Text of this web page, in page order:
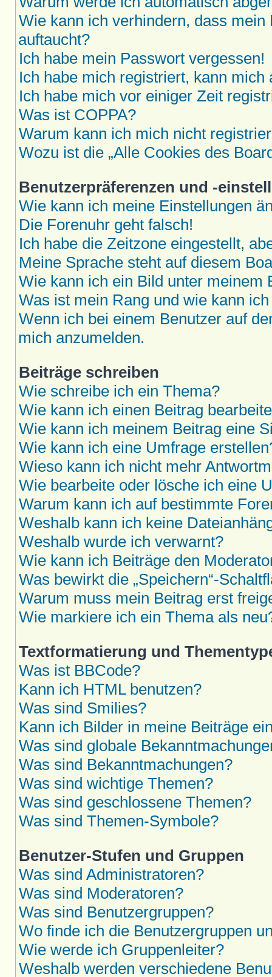
Wie kann ich verhindern, dass
auftaucht?
Ich habe mein Passwort vergessen!
Ich habe mich registriert, kann mich
Ich habe mich vor einiger Zeit
Was ist COPPA?
Warum kann ich mich nicht
Wozu ist die „Alle Cookies des
Benutzerpräferenzen und -
Wie kann ich meine Einstellungen
Die Forenuhr geht falsch!
Ich habe die Zeitzone eingestellt,
Meine Sprache steht auf diesem
Wie kann ich ein Bild unter meinem
Was ist mein Rang und wie kann
Wenn ich bei einem Benutzer auf
mich anzumelden.
Beiträge schreiben
Wie schreibe ich ein Thema?
Wie kann ich einen Beitrag
Wie kann ich meinem Beitrag eine
Wie kann ich eine Umfrage
Wieso kann ich nicht mehr
Wie bearbeite oder lösche ich eine
Warum kann ich auf bestimmte
Weshalb kann ich keine
Weshalb wurde ich verwarnt?
Wie kann ich Beiträge den
Was bewirkt die „Speichern“-
Warum muss mein Beitrag erst
Wie markiere ich ein Thema als
Textformatierung und
Was ist BBCode?
Kann ich HTML benutzen?
Was sind Smilies?
Kann ich Bilder in meine Beiträge
Was sind globale
Was sind Bekanntmachungen?
Was sind wichtige Themen?
Was sind geschlossene Themen?
Was sind Themen-Symbole?
Benutzer-Stufen und Gruppen
Was sind Administratoren?
Was sind Moderatoren?
Was sind Benutzergruppen?
Wo finde ich die Benutzergruppen
Wie werde ich Gruppenleiter?
Weshalb werden verschiedene